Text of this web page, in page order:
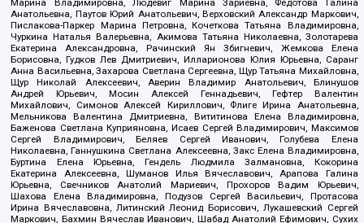
Марина Владимировна, Людевиг Марина Зариевна, Федотова Галина
Анатольевна, Паутов Юрий Анатольевич, Верховский Александр Маркович,
Пислакова-Паркер Марина Петровна, Кочеткова Татьяна Владимировна,
Чуркина Наталья Валерьевна, Акимова Татьяна Николаевна, Золотарева
Екатерина Александровна, Рачинский Ян Збигневич, Жемкова Елена
Борисовна, Гудков Лев Дмитриевич, Илларионова Юлия Юрьевна, Саранг
Анна Васильевна, Захарова Светлана Сергеевна, Щур Татьяна Михайловна,
Щур Николай Алексеевич, Аверин Владимир Анатольевич, Блинушов
Андрей Юрьевич, Мосин Алексей Геннадьевич, Гефтер Валентин
Михайлович, Симонов Алексей Кириллович, Флиге Ирина Анатольевна,
Мельникова Валентина Дмитриевна, Вититинова Елена Владимировна,
Баженова Светлана Куприяновна, Исаев Сергей Владимирович, Максимов
Сергей Владимирович, Беляев Сергей Иванович, Голубева Елена
Николаевна, Ганнушкина Светлана Алексеевна, Закс Елена Владимировна,
Буртина Елена Юрьевна, Гендель Людмила Залмановна, Кокорина
Екатерина Алексеевна, Шуманов Илья Вячеславович, Арапова Галина
Юрьевна, Свечников Анатолий Мариевич, Прохоров Вадим Юрьевич,
Шахова Елена Владимировна, Подузов Сергей Васильевич, Протасова
Ирина Вячеславовна, Литинский Леонид Борисович, Лукашевский Сергей
Маркович, Бахмин Вячеслав Иванович, Шабад Анатолий Ефимович, Сухих